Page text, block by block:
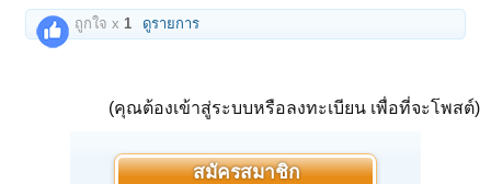
ถูกใจ x 1 ดูรายการ
(คุณต้องเข้าสู่ระบบหรือลงทะเบียน เพื่อที่จะโพสต์)
สมัครสมาชิก